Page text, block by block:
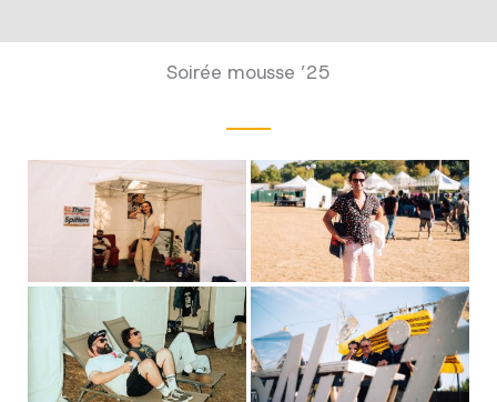
Soirée mousse ’25